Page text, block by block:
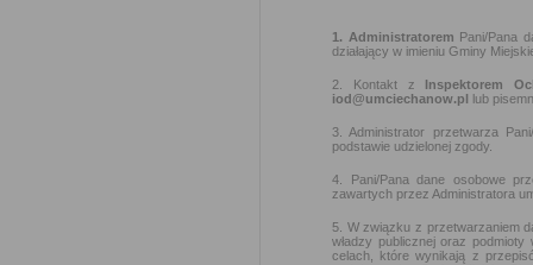
1. Administratorem Pani/Pana
działający w imieniu Gminy
2. Kontakt z Inspektorem
iod@umciechanow.pl lub
3. Administrator przetwarza
podstawie udzielonej zgody.
4. Pani/Pana dane osobowe
zawartych przez Administratora
5. W związku z przetwarzaniem
władzy publicznej oraz
celach, które wynikają z